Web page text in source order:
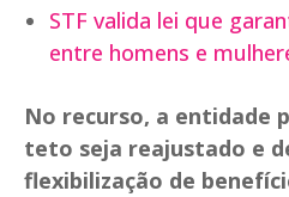
STF valida lei que
entre homens e
No recurso, a entidade
teto seja reajustado e
flexibilização de